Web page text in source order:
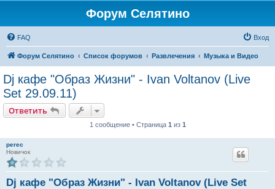
Форум Селятино
FAQ Вход
Форум Селятино Список форумов Развлечения Музыка и Видео
Dj кафе "Образ Жизни" - Ivan Voltanov (Live
Set 29.09.11)
Ответить
1 сообщение • Страница 1 из 1
perec
Новичок
Dj кафе "Образ Жизни" - Ivan Voltanov (Live Set